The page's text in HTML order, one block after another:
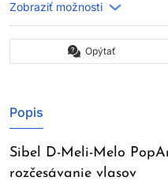
Opýtať
Popis
Sibel D-Meli-Melo
rozčesávanie vlasov